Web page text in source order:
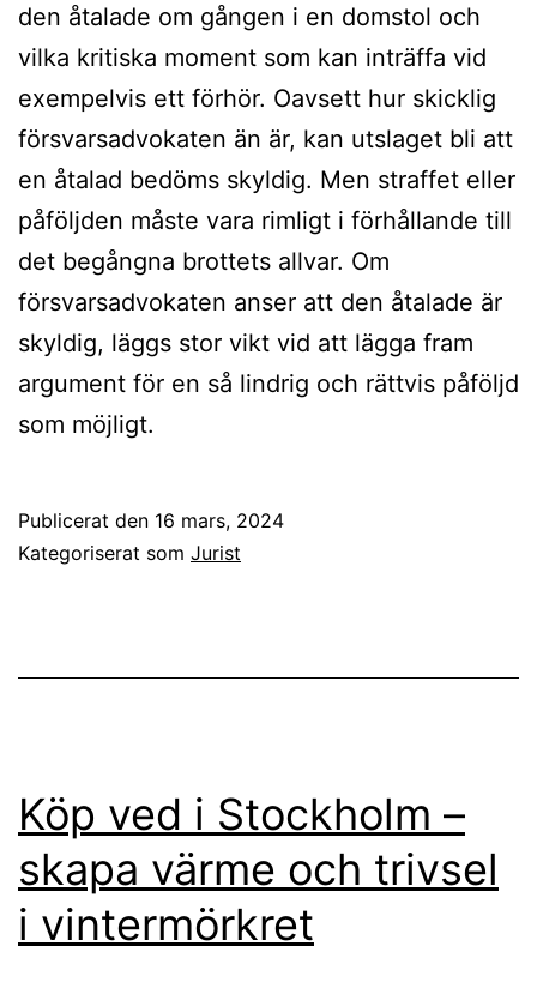
den åtalade om gången i en domstol och
vilka kritiska moment som kan inträffa vid
exempelvis ett förhör. Oavsett hur skicklig
försvarsadvokaten än är, kan utslaget bli att
en åtalad bedöms skyldig. Men straffet eller
påföljden måste vara rimligt i förhållande till
det begångna brottets allvar. Om
försvarsadvokaten anser att den åtalade är
skyldig, läggs stor vikt vid att lägga fram
argument för en så lindrig och rättvis påföljd
som möjligt.
Publicerat den 16 mars, 2024
Kategoriserat som Jurist
Köp ved i Stockholm –
skapa värme och trivsel
i vintermörkret